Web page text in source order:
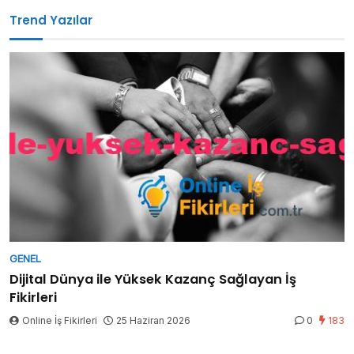
Trend Yazılar
GENEL
Dijital Dünya ile Yüksek Kazanç Sağlayan İş
Fikirleri
Online İş Fikirleri 25 Haziran 2026 0 183